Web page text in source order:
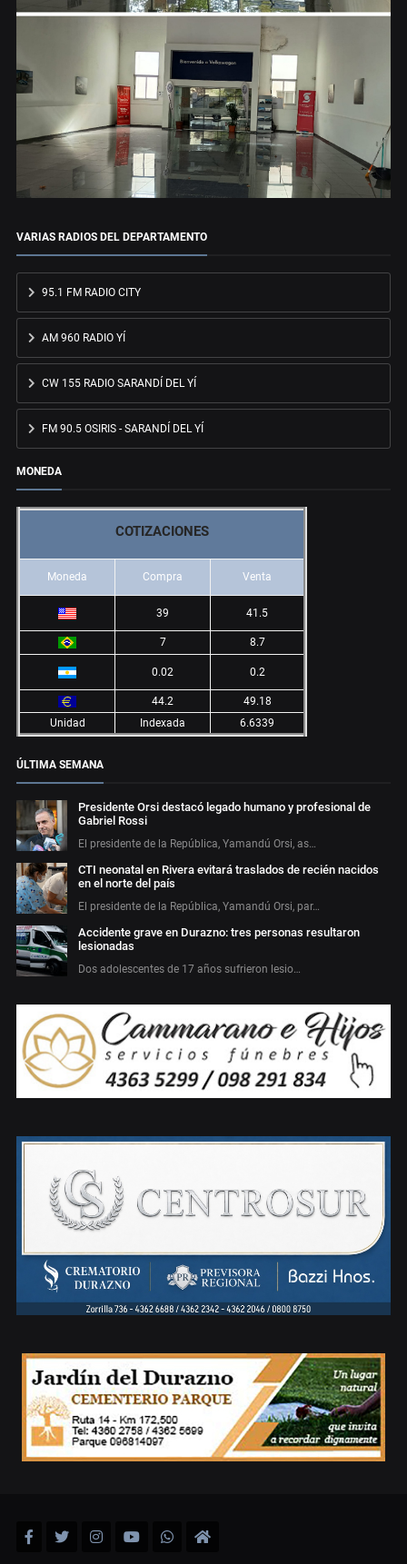
VARIAS RADIOS DEL DEPARTAMENTO
95.1 FM RADIO CITY
AM 960 RADIO YÍ
CW 155 RADIO SARANDÍ DEL YÍ
FM 90.5 OSIRIS - SARANDÍ DEL YÍ
MONEDA
COTIZACIONES
Moneda Compra Venta
39 41.5
7 8.7
0.02 0.2
44.2
49.18
Unidad
Indexada 6.6339
ÚLTIMA SEMANA
Presidente Orsi destacó legado humano y profesional de
Gabriel Rossi
El presidente de la República, Yamandú Orsi, as…
CTI neonatal en Rivera evitará traslados de recién nacidos
en el norte del país
El presidente de la República, Yamandú Orsi, par…
Accidente grave en Durazno: tres personas resultaron
lesionadas
Dos adolescentes de 17 años sufrieron lesio…